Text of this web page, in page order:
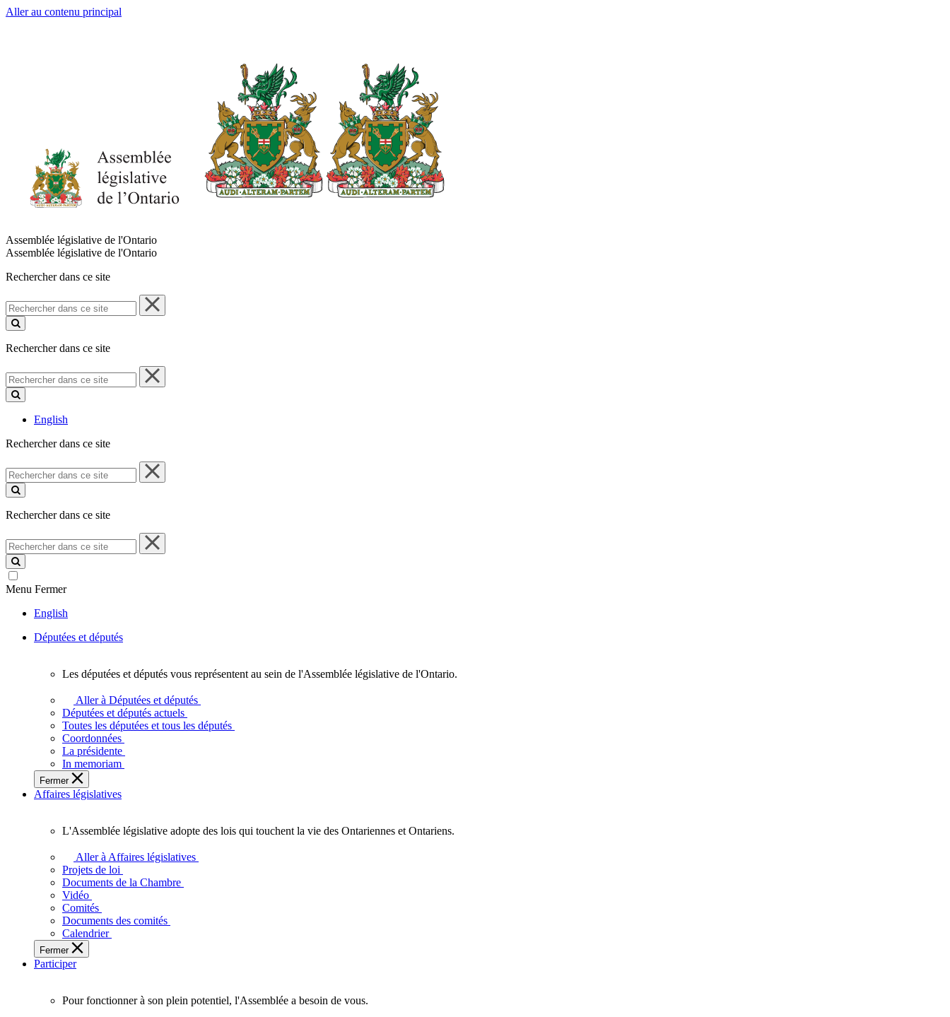
Aller au contenu principal
Assemblée législative de l'Ontario
Assemblée législative de l'Ontario
Rechercher dans ce site
Rechercher
dans
ce
Rechercher dans ce site
Rechercher
dans
ce
English
Rechercher dans ce site
Rechercher
dans
ce
Rechercher dans ce site
Rechercher
dans
ce
site
Menu Fermer
English
Députées et députés
députées
députés
vous
représentent
sein
de
l'Assemblée
l'Ontario.
Les députées et députés vous représentent au sein de l'Assemblée législative de l'Ontario.
Aller à Députées et députés
Députées et députés actuels
Toutes les députées et tous les députés
Coordonnées
La présidente
In memoriam
Fermer
Affaires législatives
législative
adopte
touchent
vie
des
Ontariennes
Ontariens.
L'Assemblée législative adopte des lois qui touchent la vie des Ontariennes et Ontariens.
Aller à Affaires législatives
Projets de loi
Documents de la Chambre
Vidéo
Comités
Documents des comités
Calendrier
Fermer
Participer
Pour fonctionner à son plein potentiel, l'Assemblée a besoin de vous.